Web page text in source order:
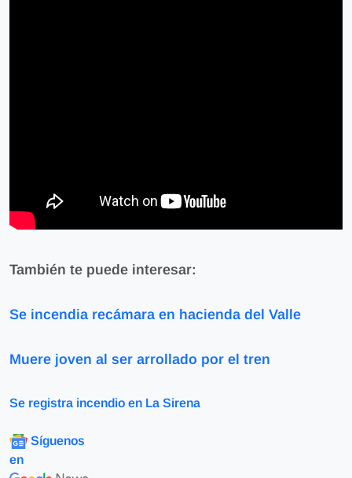
También te puede interesar:
Se incendia recámara en hacienda del Valle
Muere joven al ser arrollado por el tren
Se registra incendio en La Sirena
Síguenos
en